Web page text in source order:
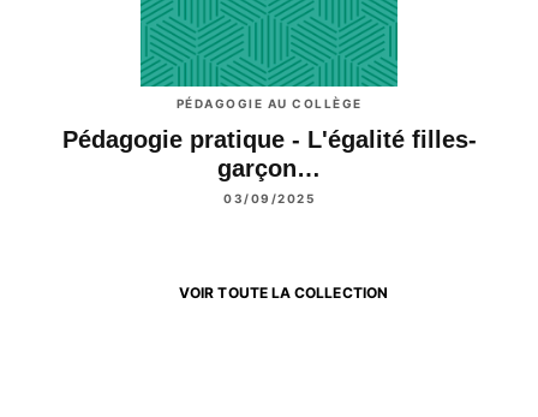
PÉDAGOGIE AU COLLÈGE
Pédagogie pratique - L'égalité filles-
garçon…
03/09/2025
VOIR TOUTE LA COLLECTION